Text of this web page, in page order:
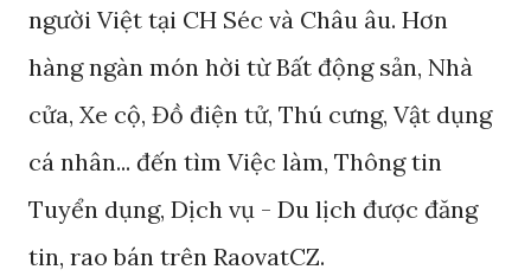
người Việt tại CH Séc và Châu âu. Hơn
hàng ngàn món hời từ Bất động sản, Nhà
cửa, Xe cộ, Đồ điện tử, Thú cưng, Vật dụng
cá nhân... đến tìm Việc làm, Thông tin
Tuyển dụng, Dịch vụ - Du lịch được đăng
tin, rao bán trên RaovatCZ.